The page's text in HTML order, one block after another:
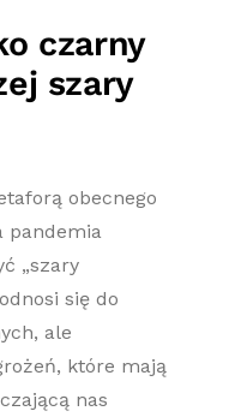
czarny
szary
obecnego
pandemia
„szary
się do
ale
które mają
nas